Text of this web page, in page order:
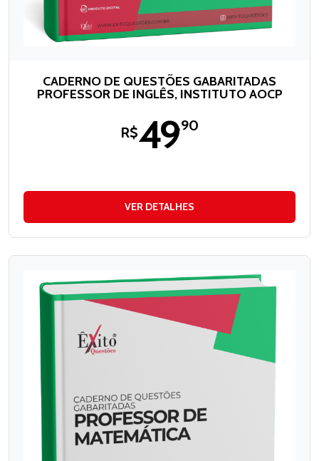
CADERNO DE QUESTÕES GABARITADAS
PROFESSOR DE INGLÊS, INSTITUTO AOCP
R$49,90
VER DETALHES